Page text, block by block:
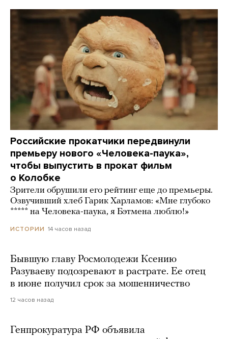
Российские прокатчики передвинули
премьеру нового «Человека-паука»,
чтобы выпустить в прокат фильм
о Колобке
Зрители обрушили его рейтинг еще до премьеры.
Озвучивший хлеб Гарик Харламов: «Мне глубоко
***** на Человека-паука, я Бэтмена люблю!»
ИСТОРИИ 14 часов назад
Бывшую главу Росмолодежи Ксению
Разуваеву подозревают в растрате. Ее отец
в июне получил срок за мошенничество
12 часов назад
Генпрокуратура РФ объявила